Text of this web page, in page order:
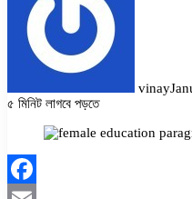
vinay
৫ মিনিট লাগবে পড়তে